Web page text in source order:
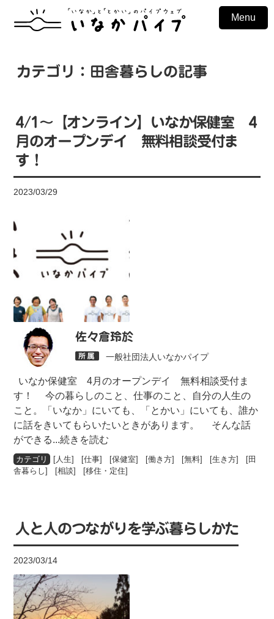
Menu
カテゴリ：田舎暮らしの記事
4/1〜【オンライン】いなか保健室 4
月のオープンデイ 無料相談受付ま
す！
2023/03/29
佐々倉玲於
一般社団法人いなかパイプ
いなか保健室 4月のオープンデイ 無料相談受付ま
す！ 今の暮らしのこと、仕事のこと、自分の人生の
こと。「いなか」にいても、「とかい」にいても、誰か
に話をきいてもらいたいときがあります。 そんな話
ができる...続きを読む
[ 人生] [仕事] [保健室] [働き方] [無料] [生き方] [田
舎暮らし] [相談] [移住・定住]
人と人のつながりを学ぶ暮らしかた
2023/03/14